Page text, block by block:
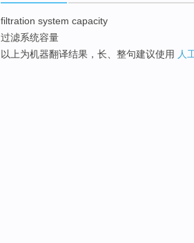
filtration system capacity
过滤系统容量
以上为机器翻译结果，长、整句建议使用 人